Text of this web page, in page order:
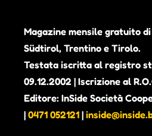
Magazine mensile gratuito
Südtirol, Trentino e Tirolo.
Testata iscritta al registro
09.12.2002 | Iscrizione al
Editore: InSide Società
| 0471 052121 |